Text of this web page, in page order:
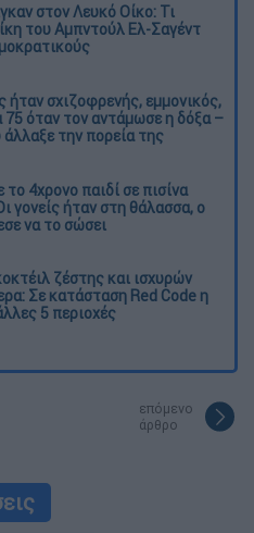
στον Λευκό Οίκο: Τι
του Αμπντούλ Ελ-Σαγέντ
ήταν σχιζοφρενής, εμμονικός,
75 όταν τον αντάμωσε η δόξα –
άλλαξε την πορεία της
4χρονο παιδί σε πισίνα
γονείς ήταν στη θάλασσα, ο
να το σώσει
ζέστης και ισχυρών
Σε κατάσταση Red Code η
5 περιοχές
επόμενο
άρθρο